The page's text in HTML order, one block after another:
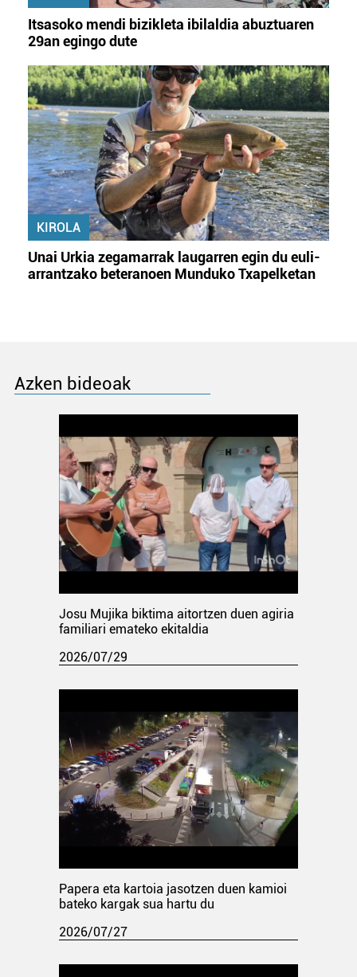
Itsasoko mendi bizikleta ibilaldia abuztuaren
29an egingo dute
KIROLA
Unai Urkia zegamarrak laugarren egin du euli-
arrantzako beteranoen Munduko Txapelketan
Azken bideoak
Josu Mujika biktima aitortzen duen agiria
familiari emateko ekitaldia
2026/07/29
Papera eta kartoia jasotzen duen kamioi
bateko kargak sua hartu du
2026/07/27